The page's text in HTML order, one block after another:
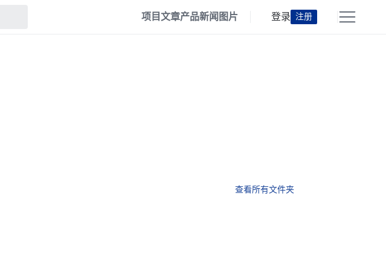
项目文章产品新闻 图片 登录 注册
查看所有文件夹